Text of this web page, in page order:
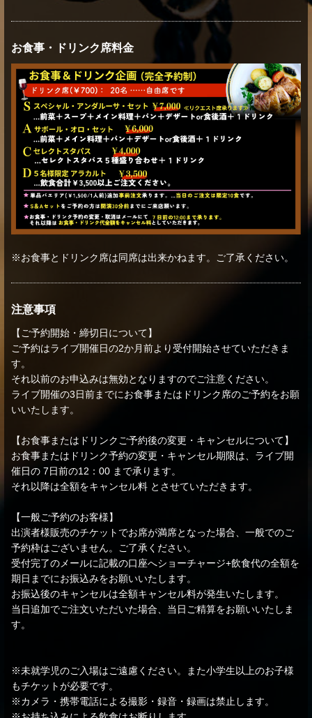
お食事・ドリンク席料金
※お食事とドリンク席は同席は出来かねます。ご了承ください。
注意事項
【ご予約開始・締切日について】
ご予約はライブ開催日の2か月前より受付開始させていただきま
す。
それ以前のお申込みは無効となりますのでご注意ください。
ライブ開催の3日前までにお食事またはドリンク席のご予約をお願
いいたします。
【お食事またはドリンクご予約後の変更・キャンセルについて】
お食事またはドリンク予約の変更・キャンセル期限は、ライブ開
催日の 7日前の12：00 まで承ります。
それ以降は全額をキャンセル料 とさせていただきます。
【一般ご予約のお客様】
出演者様販売のチケットでお席が満席となった場合、一般でのご
予約枠はございません。ご了承ください。
受付完了のメールに記載の口座へショーチャージ+飲食代の全額を
期日までにお振込みをお願いいたします。
お振込後のキャンセルは全額キャンセル料が発生いたします。
当日追加でご注文いただいた場合、当日ご精算をお願いいたしま
す。
※未就学児のご入場はご遠慮ください。また小学生以上のお子様
もチケットが必要です。
※カメラ・携帯電話による撮影・録音・録画は禁止します。